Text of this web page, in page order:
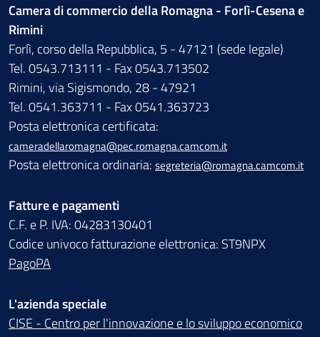
Camera di commercio della Romagna - Forlì-Cesena e
Rimini
Forlì, corso della Repubblica, 5 - 47121 (sede legale)
Tel. 0543.713111 - Fax 0543.713502
Rimini, via Sigismondo, 28 - 47921
Tel. 0541.363711 - Fax 0541.363723
Posta elettronica certificata:
cameradellaromagna@pec.romagna.camcom.it
Posta elettronica ordinaria: segreteria@romagna.camcom.it
Fatture e pagamenti
C.F. e P. IVA: 04283130401
Codice univoco fatturazione elettronica: ST9NPX
PagoPA
L'azienda speciale
CISE - Centro per l'innovazione e lo sviluppo economico